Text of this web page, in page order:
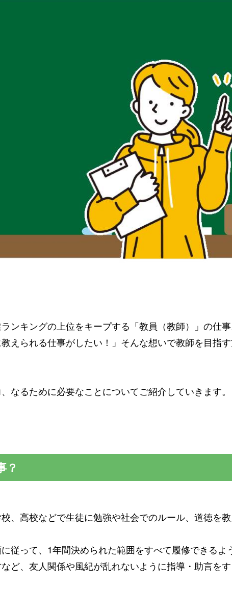
ンキングの上位をキープする「教員（教師）」の仕事
えられる仕事がしたい！」そんな想いで教師を目指
なるために必要なことについてご紹介していきます。
？
、高校などで生徒に勉強や社会でのルール、道徳を
従って、1年間決められた範囲をすべて履修できるよ
ど、友人関係や風紀が乱れないように指導・助言を